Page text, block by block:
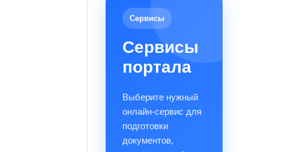
Сервисы
Сервисы
портала
Выберите нужный
онлайн-сервис для
подготовки
документов,